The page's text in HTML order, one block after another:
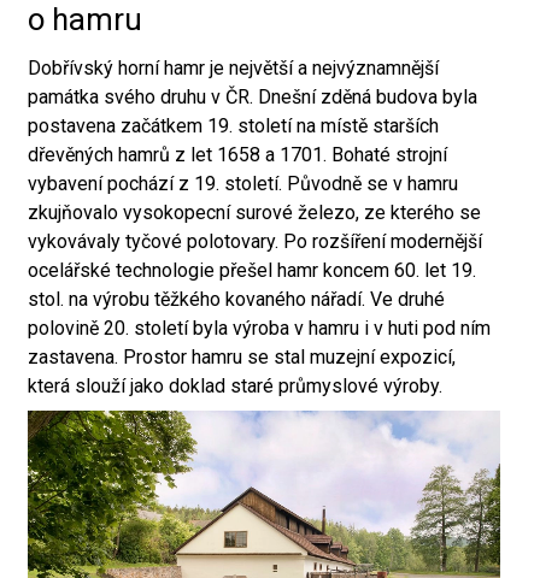
o hamru
Dobřívský horní hamr je největší a nejvýznamnější
památka svého druhu v ČR. Dnešní zděná budova byla
postavena začátkem 19. století na místě starších
dřevěných hamrů z let 1658 a 1701. Bohaté strojní
vybavení pochází z 19. století. Původně se v hamru
zkujňovalo vysokopecní surové železo, ze kterého se
vykovávaly tyčové polotovary. Po rozšíření modernější
ocelářské technologie přešel hamr koncem 60. let 19.
stol. na výrobu těžkého kovaného nářadí. Ve druhé
polovině 20. století byla výroba v hamru i v huti pod ním
zastavena. Prostor hamru se stal muzejní expozicí,
která slouží jako doklad staré průmyslové výroby.